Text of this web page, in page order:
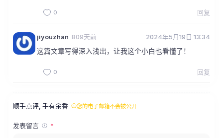
0 回复
jiyouzhan 809天前 2024年5月19日 13:34
这篇文章写得深入浅出，让我这个小白也看懂了！
0 回复
顺手点评, 手有余香 您的电子邮箱不会被公开
发表留言